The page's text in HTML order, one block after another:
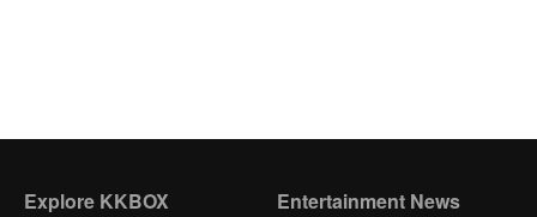
Explore KKBOX Entertainment News